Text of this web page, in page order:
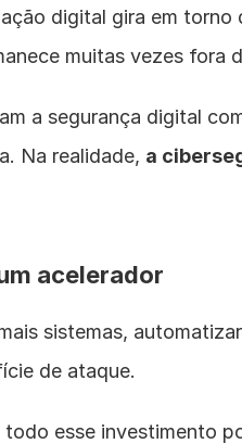
digital gira em
muitas vezes fora
a segurança digital
Na realidade, a
acelerador
sistemas,
de ataque.
esse investimento